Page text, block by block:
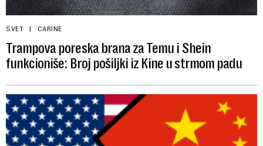
SVET CARINE
Trampova poreska brana za Temu i Shein
funkcioniše: Broj pošiljki iz Kine u strmom padu